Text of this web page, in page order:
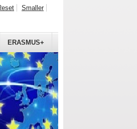
ERASMUS+
Smaller